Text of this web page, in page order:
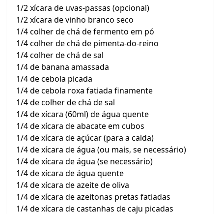
1/2 xícara de uvas-passas (opcional)
1/2 xícara de vinho branco seco
1/4 colher de chá de fermento em pó
1/4 colher de chá de pimenta-do-reino
1/4 colher de chá de sal
1/4 de banana amassada
1/4 de cebola picada
1/4 de cebola roxa fatiada finamente
1/4 de colher de chá de sal
1/4 de xícara (60ml) de água quente
1/4 de xícara de abacate em cubos
1/4 de xícara de açúcar (para a calda)
1/4 de xícara de água (ou mais, se necessário)
1/4 de xícara de água (se necessário)
1/4 de xícara de água quente
1/4 de xícara de azeite de oliva
1/4 de xícara de azeitonas pretas fatiadas
1/4 de xícara de castanhas de caju picadas